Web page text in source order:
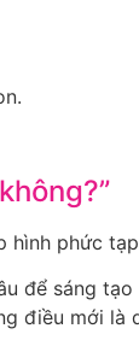
phức
để sáng
điều mới